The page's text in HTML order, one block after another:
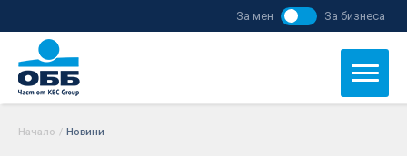
За мен За бизнеса
Начало / Новини